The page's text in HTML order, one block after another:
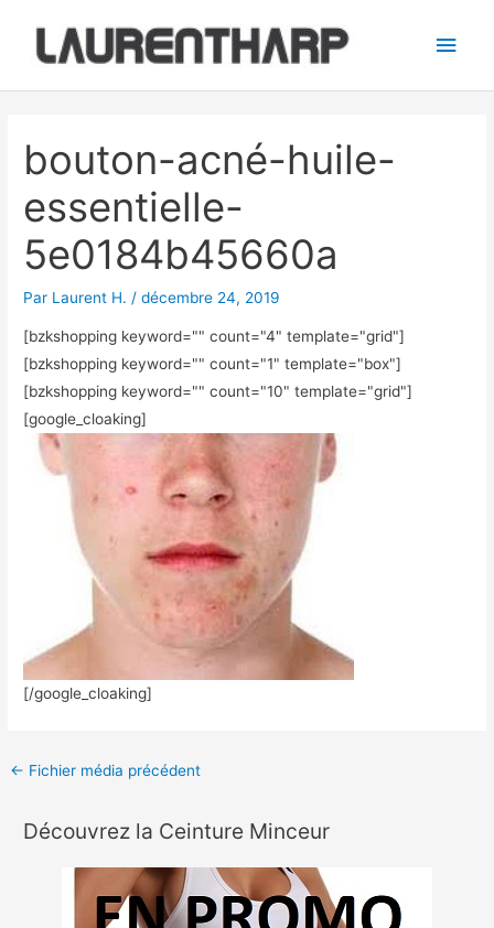
contenu
bouton-acné-huile-
essentielle-
5e0184b45660a
Par Laurent H. /décembre 24, 2019
[bzkshopping keyword="" count="4" template="grid"]
[bzkshopping keyword="" count="1" template="box"]
[bzkshopping keyword="" count="10" template="grid"]
[google_cloaking]
[/google_cloaking]
articles
← Fichier média précédent
Découvrez la Ceinture Minceur